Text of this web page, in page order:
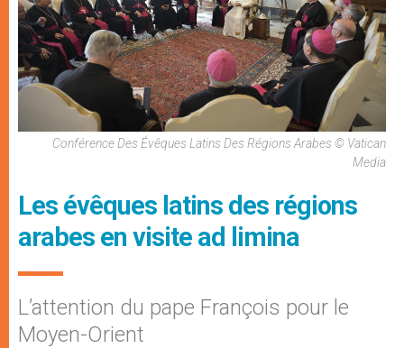
Conférence Des Évêques Latins Des Régions Arabes © Vatican
Media
Les évêques latins des régions
arabes en visite ad limina
L’attention du pape François pour le
Moyen-Orient